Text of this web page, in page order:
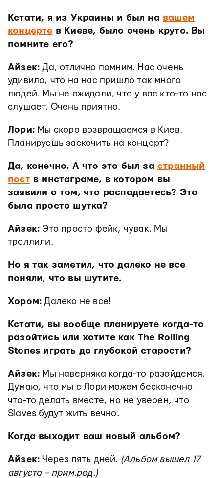
Кстати, я из Украины и был на вашем
концерте в Киеве, было очень круто. Вы
помните его?
Айзек: Да, отлично помним. Нас очень
удивило, что на нас пришло так много
людей. Мы не ожидали, что у вас кто-то нас
слушает. Очень приятно.
Лори: Мы скоро возвращаемся в Киев.
Планируешь заскочить на концерт?
Да, конечно. А что это был застранный
поств инстаграме, в котором вы
заявили о том, что распадаетесь? Это
была просто шутка?
Айзек: Это просто фейк, чувак. Мы
троллили.
Но я так заметил, что далеко не все
поняли, что вы шутите.
Хором: Далеко не все!
Кстати, вы вообще планируете когда-то
разойтись или хотите как The Rolling
Stones играть до глубокой старости?
Айзек: Мы наверняка когда-то разойдемся.
Думаю, что мы с Лори можем бесконечно
что-то делать вместе, но не уверен, что
Slaves будут жить вечно.
Когда выходит ваш новый альбом?
Айзек: Через пять дней. (Альбом вышел 17
августа – прим.ред.)